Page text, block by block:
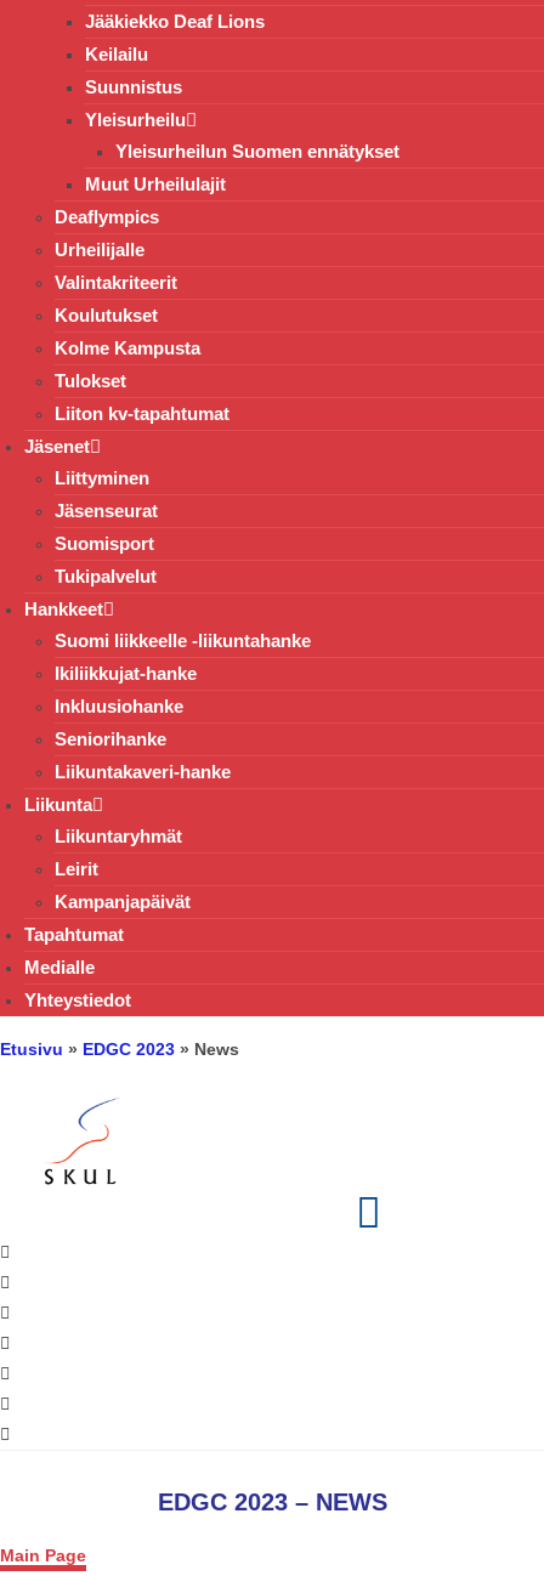
Jääkiekko Deaf Lions
Keilailu
Suunnistus
Yleisurheilu
Yleisurheilun Suomen ennätykset
Muut Urheilulajit
Deaflympics
Urheilijalle
Valintakriteerit
Koulutukset
Kolme Kampusta
Tulokset
Liiton kv-tapahtumat
Jäsenet
Liittyminen
Jäsenseurat
Suomisport
Tukipalvelut
Hankkeet
Suomi liikkeelle -liikuntahanke
Ikiliikkujat-hanke
Inkluusiohanke
Seniorihanke
Liikuntakaveri-hanke
Liikunta
Liikuntaryhmät
Leirit
Kampanjapäivät
Tapahtumat
Medialle
Yhteystiedot
Etusivu » EDGC 2023 » News
EDGC 2023 – NEWS
Main Page